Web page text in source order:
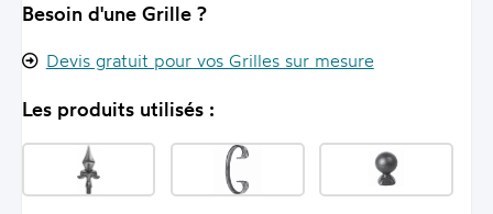
Besoin d'une Grille ?
Devis gratuit pour vos Grilles sur mesure
Les produits utilisés :